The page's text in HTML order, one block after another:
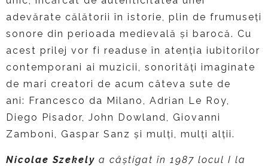
adevărate călătorii în istorie, plin de frumuseți
sonore din perioada medievală și barocă. Cu
acest prilej vor fi readuse în atenția iubitorilor
contemporani ai muzicii, sonorități imaginate
de mari creatori de acum câteva sute de
ani: Francesco da Milano, Adrian Le Roy,
Diego Pisador, John Dowland, Giovanni
Zamboni, Gaspar Sanz și mulți, mulți alții.
Nicolae Szekely a câştigat în 1987 locul I la